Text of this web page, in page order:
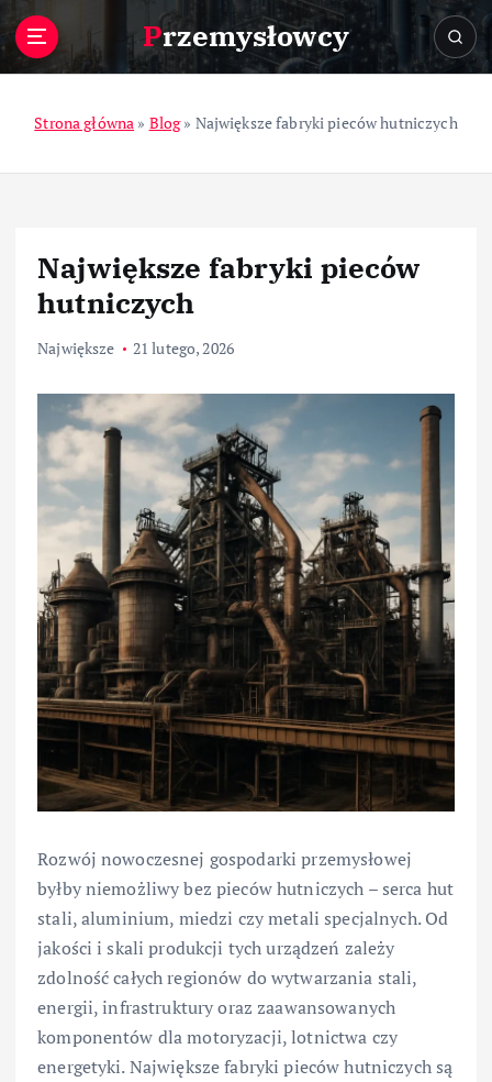
Przemysłowcy
Strona główna » Blog» Największe fabryki pieców hutniczych
Największe fabryki pieców
hutniczych
Największe 21 lutego, 2026
Rozwój nowoczesnej gospodarki przemysłowej
byłby niemożliwy bez pieców hutniczych – serca hut
stali, aluminium, miedzi czy metali specjalnych. Od
jakości i skali produkcji tych urządzeń zależy
zdolność całych regionów do wytwarzania stali,
energii, infrastruktury oraz zaawansowanych
komponentów dla motoryzacji, lotnictwa czy
energetyki. Największe fabryki pieców hutniczych są